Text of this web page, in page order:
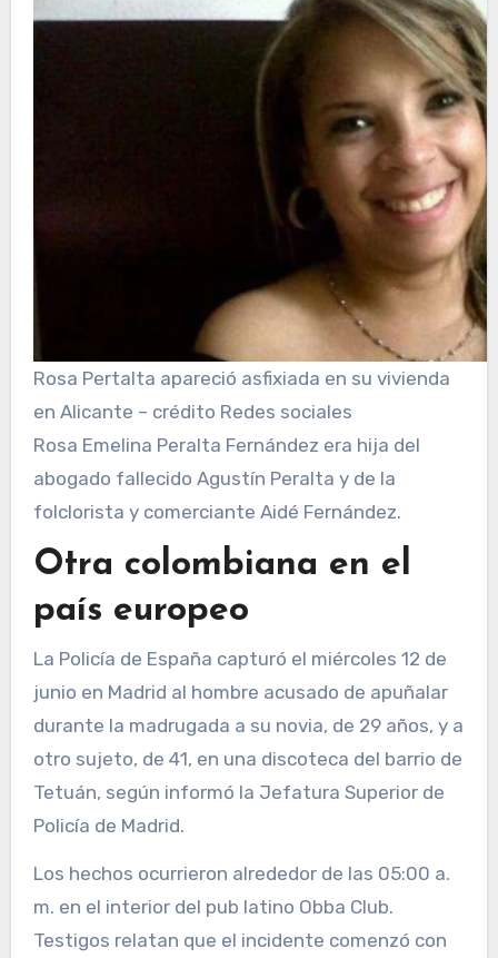
Rosa Pertalta apareció asfixiada en su vivienda
en Alicante – crédito Redes sociales
Rosa Emelina Peralta Fernández era hija del
abogado fallecido Agustín Peralta y de la
folclorista y comerciante Aidé Fernández.
Otra colombiana en el
país europeo
La Policía de España capturó el miércoles 12 de
junio en Madrid al hombre acusado de apuñalar
durante la madrugada a su novia, de 29 años, y a
otro sujeto, de 41, en una discoteca del barrio de
Tetuán, según informó la Jefatura Superior de
Policía de Madrid.
Los hechos ocurrieron alrededor de las 05:00 a.
m. en el interior del pub latino Obba Club.
Testigos relatan que el incidente comenzó con